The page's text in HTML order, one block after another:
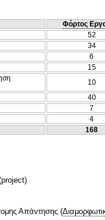
Φόρτος
52
34
6
15
10
40
7
4
168
Απάντησης (